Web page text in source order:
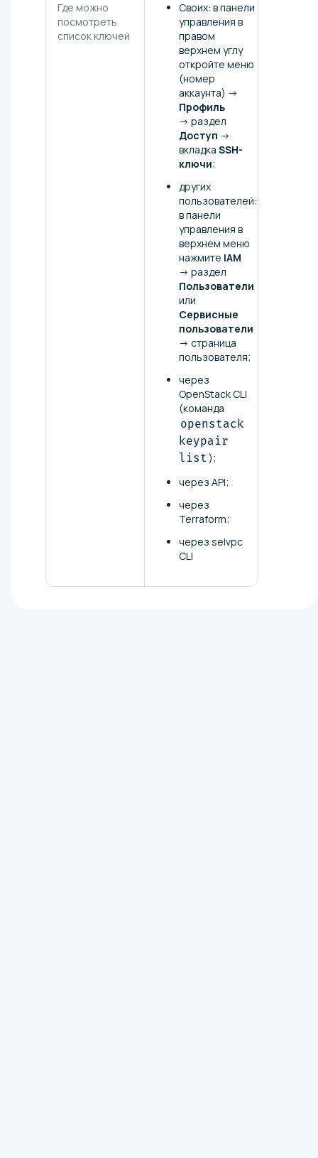
Где можно
посмотреть
список ключей
Своих: в панели
управления в
правом
верхнем углу
откройте меню
(номер
аккаунта) →
Профиль
→ раздел
Доступ →
вкладка SSH-
ключи;
других
пользователей:
в панели
управления в
верхнем меню
нажмите IAM
→ раздел
Пользователи
или
Сервисные
пользователи
→ страница
пользователя;
через
OpenStack CLI
(команда
openstack
keypair
list );
через API;
через
Terraform;
через selvpc
CLI